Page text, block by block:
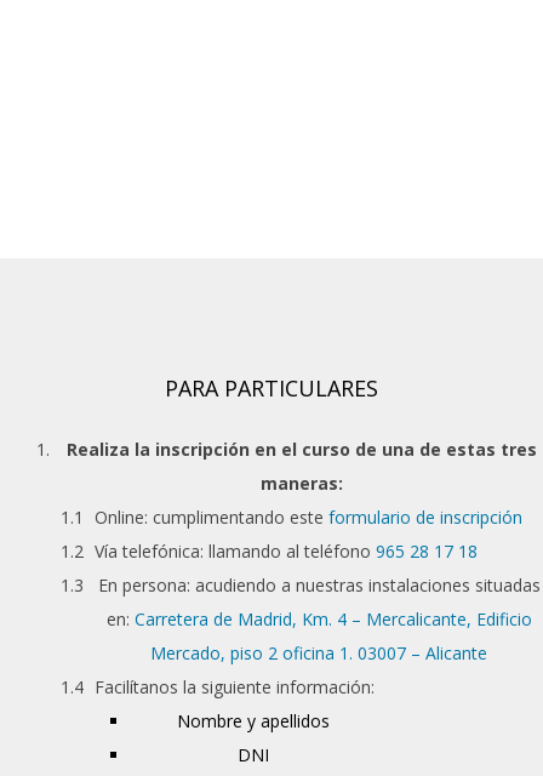
PARA PARTICULARES
Realiza la inscripción en el curso de una de estas tres
maneras:
Online: cumplimentando este formulario de inscripción
Vía telefónica: llamando al teléfono 965 28 17 18
En persona: acudiendo a nuestras instalaciones situadas
en: Carretera de Madrid, Km. 4 – Mercalicante, Edificio
Mercado, piso 2 oficina 1. 03007 – Alicante
Facilítanos la siguiente información:
Nombre y apellidos
DNI